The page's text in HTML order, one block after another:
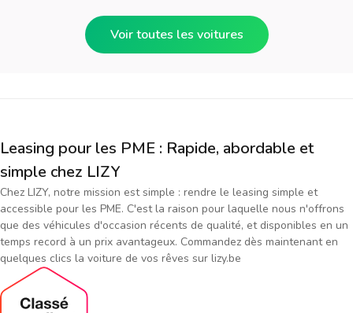
Voir toutes les voitures
Leasing pour les PME : Rapide, abordable et
simple chez LIZY
Chez LIZY, notre mission est simple : rendre le leasing simple et
accessible pour les PME. C'est la raison pour laquelle nous n'offrons
que des véhicules d'occasion récents de qualité, et disponibles en un
temps record à un prix avantageux. Commandez dès maintenant en
quelques clics la voiture de vos rêves sur lizy.be